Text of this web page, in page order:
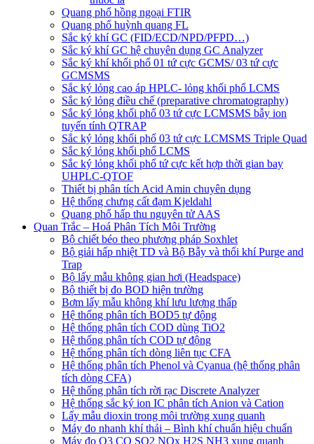
Quang phổ hồng ngoại FTIR
Quang phổ huỳnh quang FL
Sắc ký khí GC (FID/ECD/NPD/PFPD…)
Sắc ký khí GC hệ chuyên dụng GC Analyzer
Sắc ký khí khối phổ 01 tứ cực GCMS/ 03 tứ cực
GCMSMS
Sắc ký lỏng cao áp HPLC- lỏng khối phổ LCMS
Sắc ký lỏng điều chế (preparative chromatography)
Sắc ký lỏng khối phổ 03 tứ cực LCMSMS bẫy ion
tuyến tính QTRAP
Sắc ký lỏng khối phổ 03 tứ cực LCMSMS Triple Quad
Sắc ký lỏng khối phổ LCMS
Sắc ký lỏng khối phổ tứ cực kết hợp thời gian bay
UHPLC-QTOF
Thiết bị phân tích Acid Amin chuyên dụng
Hệ thống chưng cất đạm Kjeldahl
Quang phổ hấp thu nguyên tử AAS
Quan Trắc – Hoá Phân Tích Môi Trường
Bộ chiết béo theo phương pháp Soxhlet
Bộ giải hấp nhiệt TD và Bộ Bẫy và thổi khí Purge and
Trap
Bộ lấy mẫu không gian hơi (Headspace)
Bộ thiết bị đo BOD hiện trường
Bơm lấy mẫu không khí lưu lượng thấp
Hệ thống phân tích BOD5 tự động
Hệ thống phân tích COD dùng TiO2
Hệ thống phân tích COD tự động
Hệ thống phân tích dòng liên tục CFA
Hệ thống phân tích Phenol và Cyanua (hệ thống phân
tích dòng CFA)
Hệ thống phân tích rời rạc Discrete Analyzer
Hệ thống sắc ký ion IC phân tích Anion và Cation
Lấy mẫu dioxin trong môi trường xung quanh
Máy đo nhanh khí thải – Bình khí chuẩn hiệu chuẩn
Máy đo O3 CO SO2 NOx H2S NH3 xung quanh